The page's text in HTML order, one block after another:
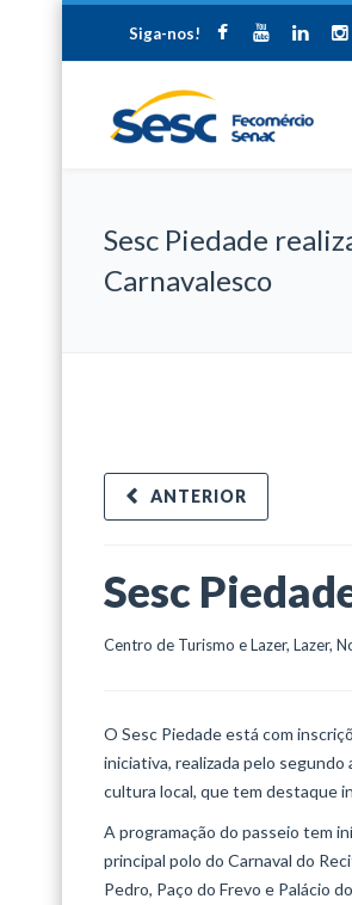
Siga-nos!
Sesc Piedade
Carnavalesco
ANTERIOR
Sesc
Centro de Turismo e Lazer, Lazer,
O Sesc Piedade está com
iniciativa, realizada pelo
cultura local, que tem destaque
A programação do passeio tem
principal polo do Carnaval do
Pedro, Paço do Frevo e Palácio